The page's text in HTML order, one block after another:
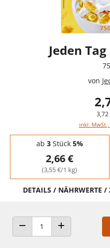
Jeden
von
3,72
inkl.
Staffelpreise - Mengenrabatt
ab 3Stück 5%
2,66 €
(3,55 €/1 kg)
DETAILS / NÄHRWERTE /
ANZAHL VERRINGERN
ANZAHL